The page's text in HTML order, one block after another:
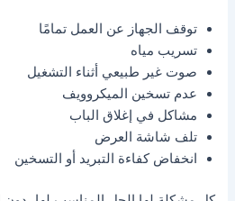
توقف الجهاز عن العمل تمامًا
تسريب مياه
صوت غير طبيعي أثناء التشغيل
عدم تسخين الميكروويف
مشاكل في إغلاق الباب
تلف شاشة العرض
انخفاض كفاءة التبريد أو التسخين